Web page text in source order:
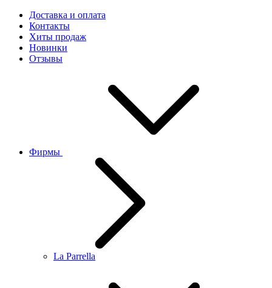
Доставка и оплата
Контакты
Хиты продаж
Новинки
Отзывы
Фирмы
La Parrella